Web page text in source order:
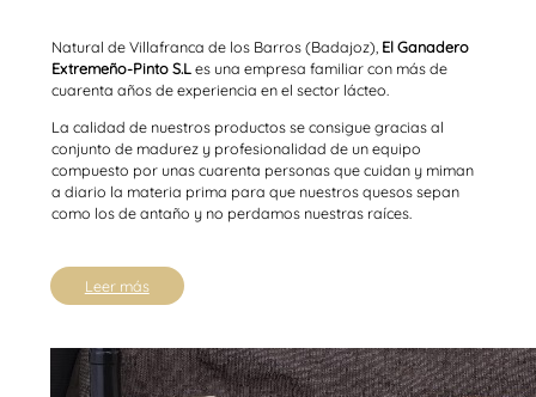
Natural de Villafranca de los Barros (Badajoz), El Ganadero
Extremeño-Pinto S.Les una empresa familiar con más de
cuarenta años de experiencia en el sector lácteo.
La calidad de nuestros productos se consigue gracias al
conjunto de madurez y profesionalidad de un equipo
compuesto por unas cuarenta personas que cuidan y miman
a diario la materia prima para que nuestros quesos sepan
como los de antaño y no perdamos nuestras raíces.
Leer más